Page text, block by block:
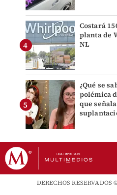
Costará
planta de
NL
¿Qué se
polémica
que
DERECHOS RESERVADOS